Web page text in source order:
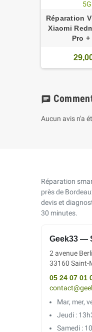
Réparation
Xiaomi
Pro +
chat
Aucun avis n'a
Réparation
près de
devis et
30 minutes.
Geek33 —
2 avenue
33160 Saint-
05 24 07 01
Mar, mer,
Jeudi :
Samedi :